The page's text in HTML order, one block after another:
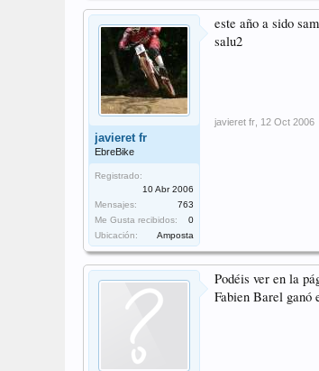
javieret fr
EbreBike
Registrado:
10 Abr 2006
Mensajes:
763
Me Gusta recibidos:
0
Ubicación:
Amposta
este año a sido
salu2
javieret fr 12 Oct 2006
Podéis ver en la
Fabien Barel ganó